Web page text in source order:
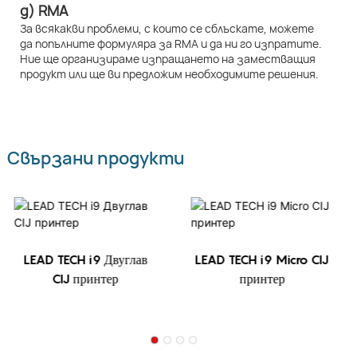
д) RMA
За всякакви проблеми, с които се сблъскате, можете
да попълните формуляра за RMA и да ни го изпратите.
Ние ще организираме изпращането на заместващия
продукт или ще ви предложим необходимите решения.
Свързани продукти
LEAD TECH i9 Двуглав
CIJ принтер
LEAD TECH i9 Micro CIJ
принтер